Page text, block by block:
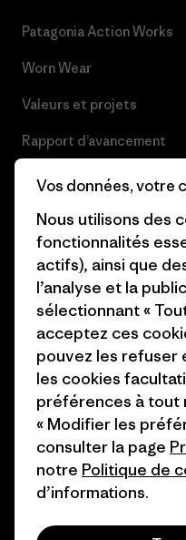
Patagonia Action Works
Worn Wear
Valeurs et projets
Rapport d’avancement
Business Unusual
Objectifs climatiques
1% For The Planet
Comment nous finançons
Nos magasins
© 2026 Patagonia, Inc. All
Vos données, votre
Nous utilisons des
fonctionnalités
actifs), ainsi que
l’analyse et la
sélectionnant «
acceptez ces
pouvez les refuser
les cookies
préférences à tout
« Modifier les
consulter la page
notre Politique de
d’informations.